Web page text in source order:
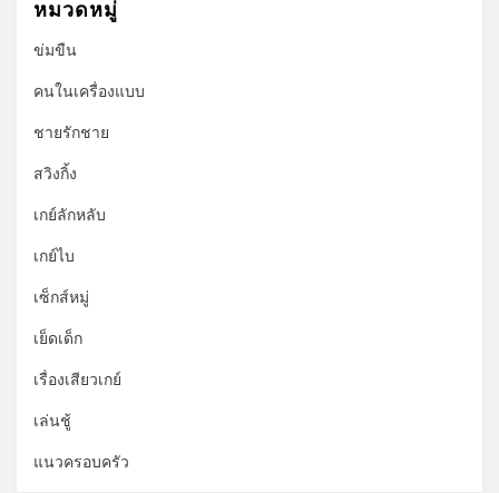
หมวดหมู่
ข่มขืน
คนในเครื่องแบบ
ชายรักชาย
สวิงกิ้ง
เกย์ลักหลับ
เกย์ไบ
เซ็กส์หมู่
เย็ดเด็ก
เรื่องเสียวเกย์
เล่นชู้
แนวครอบครัว